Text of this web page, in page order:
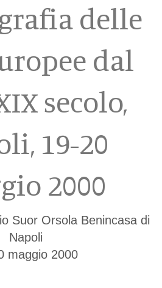
delle
dal
secolo,
19-20
2000
Suor Orsola Benincasa di
Napoli
maggio 2000